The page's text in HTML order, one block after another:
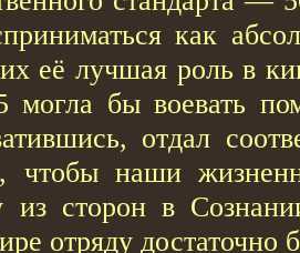
как
её лучшая роль в
могла бы воевать
отдал
чтобы наши
из сторон в
отряду достаточно